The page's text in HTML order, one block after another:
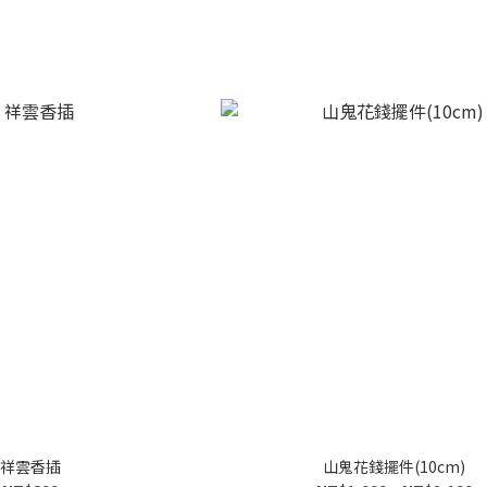
祥雲香插
山鬼花錢擺件(10cm)